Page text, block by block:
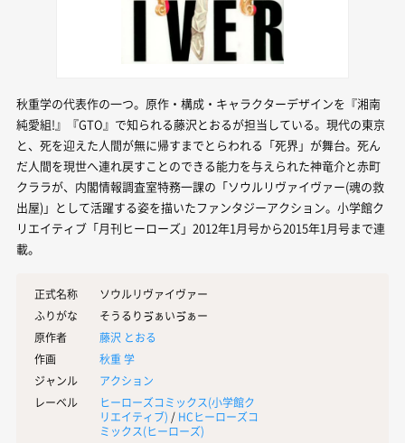
秋重学の代表作の一つ。原作・構成・キャラクターデザインを『湘南
純愛組!』『GTO』で知られる藤沢とおるが担当している。現代の東京
と、死を迎えた人間が無に帰すまでとらわれる「死界」が舞台。死ん
だ人間を現世へ連れ戻すことのできる能力を与えられた神竜介と赤町
クララが、内閣情報調査室特務一課の「ソウルリヴァイヴァー(魂の救
出屋)」として活躍する姿を描いたファンタジーアクション。小学館ク
リエイティブ「月刊ヒーローズ」2012年1月号から2015年1月号まで連
載。
正式名称
ソウルリヴァイヴァー
ふりがな
そうるりゔぁいゔぁー
原作者
藤沢 とおる
作画
秋重 学
ジャンル
アクション
レーベル
ヒーローズコミックス(小学館ク
リエイティブ) / HCヒーローズコ
ミックス(ヒーローズ)